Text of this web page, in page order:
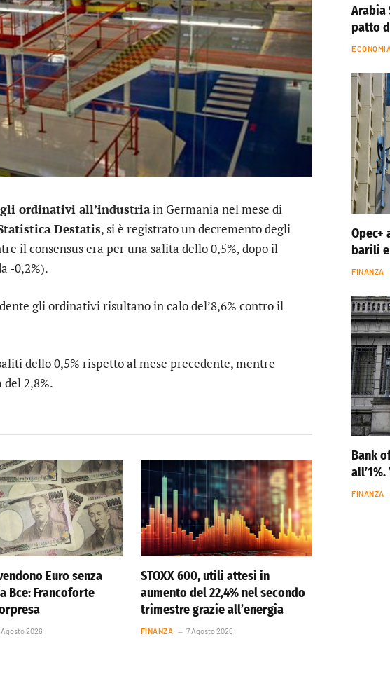
ordinativi all’industriain Germania nel mese di
Destatis, si è registrato un decremento degli
il consensus era per una salita dello 0,5%, dopo il
-0,2%).
gli ordinativi risultano in calo del’8,6% contro il
dello 0,5% rispetto al mese precedente, mentre
2,8%.
Euro senza
Bce: Francoforte
Agosto 2026
STOXX 600, utili attesi in
aumento del 22,4% nel secondo
trimestre grazie all’energia
FINANZA 7 Agosto 2026
Arabia
patto
barili
FINANZA
Bank
FINANZA